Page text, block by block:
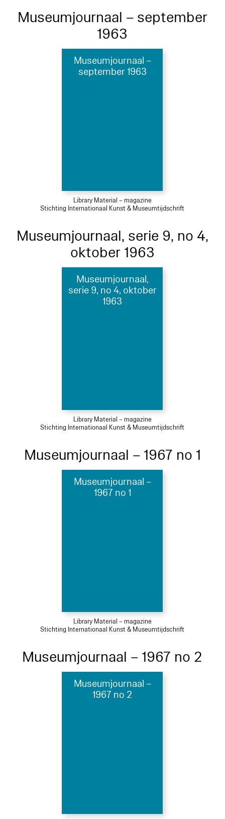
Museumjournaal – september
1963
Museumjournaal –
september 1963
Library Material – magazine
Stichting Internationaal Kunst & Museumtijdschrift
Museumjournaal, serie 9, no 4,
oktober 1963
Museumjournaal,
serie 9, no 4, oktober
1963
Library Material – magazine
Stichting Internationaal Kunst & Museumtijdschrift
Museumjournaal – 1967 no 1
Museumjournaal –
1967 no 1
Library Material – magazine
Stichting Internationaal Kunst & Museumtijdschrift
Museumjournaal – 1967 no 2
Museumjournaal –
1967 no 2